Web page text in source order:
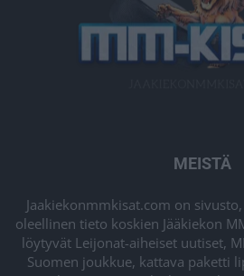
MEISTÄ
Jaakiekonmmkisat.com on
oleellinen tieto koskien Jääkiekon
löytyvät Leijonat-aiheiset uutiset,
Suomen joukkue, kattava paketti